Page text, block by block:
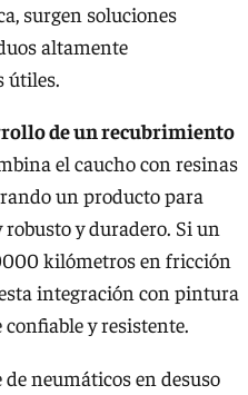
surgen soluciones
altamente
útiles.
de un recubrimiento
el caucho con resinas
un producto para
y duradero. Si un
kilómetros en fricción
integración con pintura
y resistente.
de neumáticos en desuso